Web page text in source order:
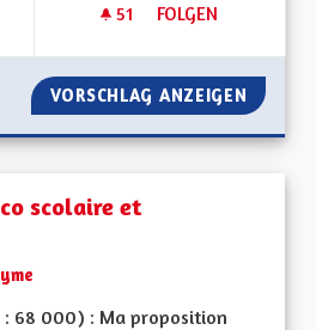
51 51 FOLLOWER
FOLGEN
L'ATTRACTIVITÉ
VORSCHLAG ANZEIGEN
scolaire et
: 68 000) : Ma proposition